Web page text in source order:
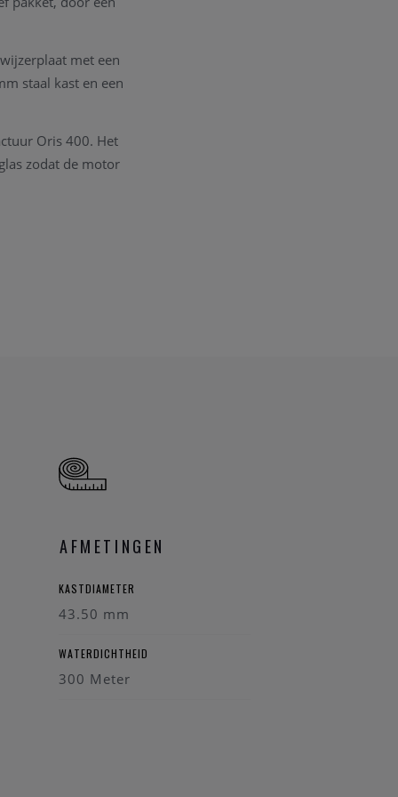
met een
staal kast en een
Oris 400. Het
zodat de motor
een gangreserve
opnemen. Wij
AFMETINGEN
KASTDIAMETER
43.50 mm
WATERDICHTHEID
300 Meter